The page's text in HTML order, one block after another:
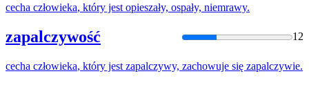
cecha człowieka, który jest opieszały, ospały, niemrawy.
zapalczywość 12
cecha człowieka, który jest zapalczywy, zachowuje się zapalczywie.